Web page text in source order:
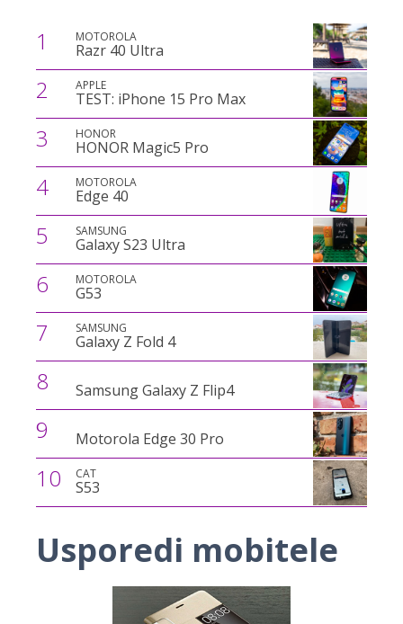
1 MOTOROLA
Razr 40 Ultra
2 APPLE
TEST: iPhone 15 Pro Max
3 HONOR
HONOR Magic5 Pro
4 MOTOROLA
Edge 40
5 SAMSUNG
Galaxy S23 Ultra
6 MOTOROLA
G53
7 SAMSUNG
Galaxy Z Fold 4
8 Samsung Galaxy Z Flip4
9 Motorola Edge 30 Pro
10 CAT
S53
Usporedi mobitele